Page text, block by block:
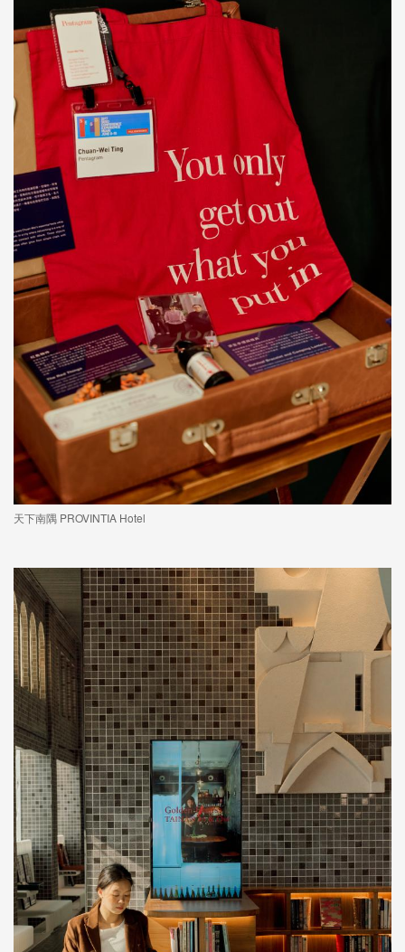
天下南隅 PROVINTIA Hotel